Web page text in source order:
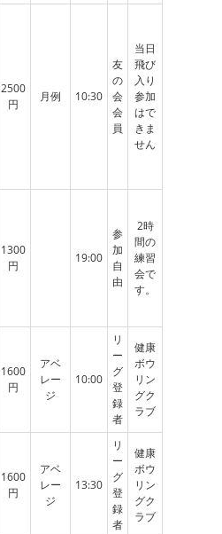
2500
円
月例 10:30
友
の
会
会
員
当日
飛び
入り
参加
はで
きま
せん
1300
円
19:00
参
加
自
由
2時
間の
練習
会で
す。
1600
円
アベ
レー
ジ
10:00
リ
ー
グ
登
録
者
健康
ボウ
リン
グク
ラブ
1600
円
アベ
レー
ジ
13:30
リ
ー
グ
登
録
者
健康
ボウ
リン
グク
ラブ